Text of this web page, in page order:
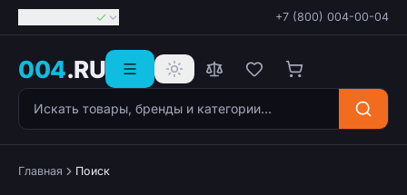
+7 (800) 004-00-04
004.RU
Поиск товаров
Главная Поиск